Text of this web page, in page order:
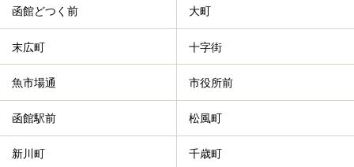
函館どつく前 大町
末広町 十字街
魚市場通 市役所前
函館駅前 松風町
新川町 千歳町